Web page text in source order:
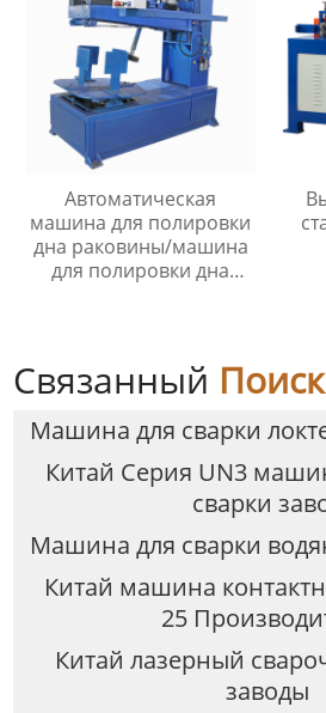
Автоматическая
машина для полировки
дна раковины/машина
для полировки дна
Связанный Поиск
Машина для сварки
Китай Серия UN3
сварки
Машина для сварки
Китай машина
25
Китай лазерный
заводы